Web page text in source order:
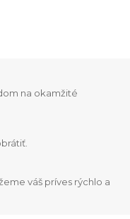
na okamžité
váš príves rýchlo a